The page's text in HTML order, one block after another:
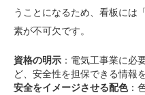
うことになるため、看板には
素が不可欠です。
資格の明示 ：電気工事業に必
ど、安全性を担保できる情報
安全をイメージさせる配色：